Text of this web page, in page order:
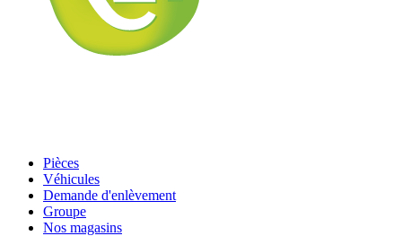
Pièces
Véhicules
Demande d'enlèvement
Groupe
Nos magasins